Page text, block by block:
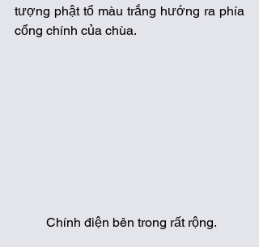
tượng phật tổ màu trắng hướng ra phía
cổng chính của chùa.
Chính điện bên trong rất rộng.